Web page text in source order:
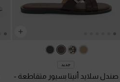
جديد
صندل سلايد أنيتا بسيور متقاطعة -